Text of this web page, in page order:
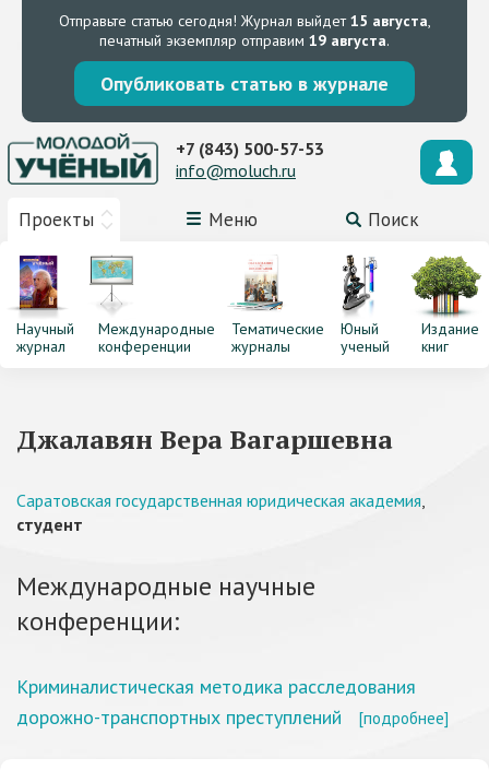
Отправьте статью сегодня! Журнал выйдет15 августа,
печатный экземпляр отправим 19 августа.
Опубликовать статью в журнале
Проекты Меню Поиск
+7 (843) 500-57-53
info@moluch.ru
Научный
журнал
Международные
конференции
Тематические
журналы
Юный
ученый
Издание
книг
Джалавян Вера Вагаршевна
Саратовская государственная юридическая академия,
студент
Международные научные
конференции:
Криминалистическая методика расследования
дорожно-транспортных преступлений
[подробнее]